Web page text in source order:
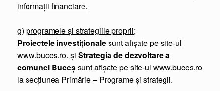
informații financiare.
g) programele şi strategiile proprii;
Proiectele investiţionalesunt afişate pe site-ul
www.buces.ro. și Strategia de dezvoltare a
comunei Buceșsunt afişate pe site-ul www.buces.ro
la secţiunea Primărie – Programe și strategii.